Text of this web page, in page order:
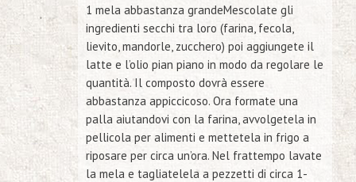
1 mela abbastanza grandeMescolate gli
ingredienti secchi tra loro (farina, fecola,
lievito, mandorle, zucchero) poi aggiungete il
latte e l’olio pian piano in modo da regolare le
quantità. Il composto dovrà essere
abbastanza appiccicoso. Ora formate una
palla aiutandovi con la farina, avvolgetela in
pellicola per alimenti e mettetela in frigo a
riposare per circa un’ora. Nel frattempo lavate
la mela e tagliatelela a pezzetti di circa 1-